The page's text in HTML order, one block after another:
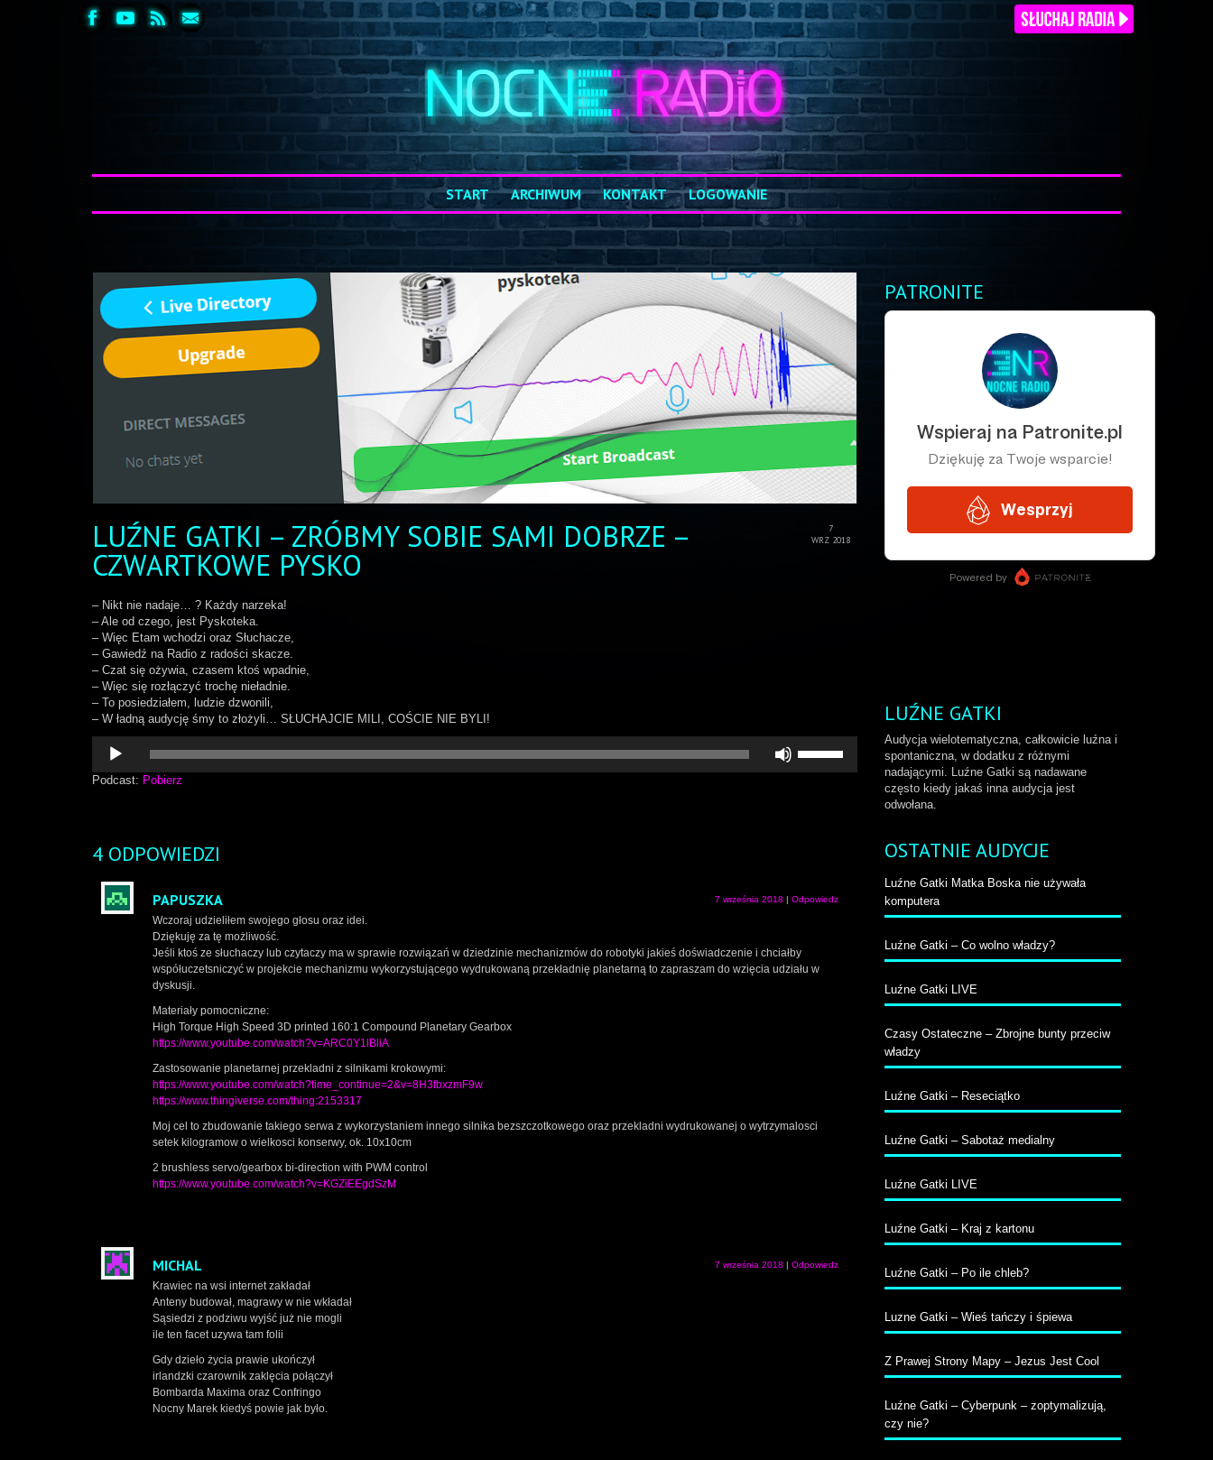
START ARCHIWUM KONTAKT LOGOWANIE
7
WRZ 2018
LUŹNE GATKI – ZRÓBMY SOBIE SAMI DOBRZE –
CZWARTKOWE PYSKO
– Nikt nie nadaje… ? Każdy narzeka!
– Ale od czego, jest Pyskoteka.
– Więc Etam wchodzi oraz Słuchacze,
– Gawiedź na Radio z radości skacze.
– Czat się ożywia, czasem ktoś wpadnie,
– Więc się rozłączyć trochę nieładnie.
– To posiedziałem, ludzie dzwonili,
– W ładną audycję śmy to złożyli… SŁUCHAJCIE MILI, COŚCIE NIE BYLI!
Odtwarzacz
plików
dźwiękowych
strzałek
do
Podcast: Pobierz
4 ODPOWIEDZI
PAPUSZKA 7 września 2018 | Odpowiedz
Wczoraj udzieliłem swojego głosu oraz idei.
Dziękuję za tę możliwość.
Jeśli ktoś ze słuchaczy lub czytaczy ma w sprawie rozwiązań w dziedzinie mechanizmów do robotyki jakieś doświadczenie i chciałby
współuczetsniczyć w projekcie mechanizmu wykorzystującego wydrukowaną przekładnię planetarną to zapraszam do wzięcia udziału w
dyskusji.
Materiały pomocniczne:
High Torque High Speed 3D printed 160:1 Compound Planetary Gearbox
https://www.youtube.com/watch?v=ARC0Y1lBliA
Zastosowanie planetarnej przekladni z silnikami krokowymi:
https://www.youtube.com/watch?time_continue=2&v=8H3fbxzmF9w
https://www.thingiverse.com/thing:2153317
Moj cel to zbudowanie takiego serwa z wykorzystaniem innego silnika bezszczotkowego oraz przekladni wydrukowanej o wytrzymalosci
setek kilogramow o wielkosci konserwy, ok. 10x10cm
2 brushless servo/gearbox bi-direction with PWM control
https://www.youtube.com/watch?v=KGZiEEgdSzM
MICHAL 7 września 2018 | Odpowiedz
Krawiec na wsi internet zakładał
Anteny budował, magrawy w nie wkładał
Sąsiedzi z podziwu wyjść już nie mogli
ile ten facet uzywa tam folii
Gdy dzieło życia prawie ukończył
irlandzki czarownik zaklęcia połączył
Bombarda Maxima oraz Confringo
Nocny Marek kiedyś powie jak było.
PATRONITE
LUŹNE GATKI
Audycja wielotematyczna, całkowicie luźna i
spontaniczna, w dodatku z różnymi
nadającymi. Luźne Gatki są nadawane
często kiedy jakaś inna audycja jest
odwołana.
OSTATNIE AUDYCJE
Luźne Gatki Matka Boska nie używała
komputera
Luźne Gatki – Co wolno władzy?
Luźne Gatki LIVE
Czasy Ostateczne – Zbrojne bunty przeciw
władzy
Luźne Gatki – Reseciątko
Luźne Gatki – Sabotaż medialny
Luźne Gatki LIVE
Luźne Gatki – Kraj z kartonu
Luźne Gatki – Po ile chleb?
Luzne Gatki – Wieś tańczy i śpiewa
Z Prawej Strony Mapy – Jezus Jest Cool
Luźne Gatki – Cyberpunk – zoptymalizują,
czy nie?